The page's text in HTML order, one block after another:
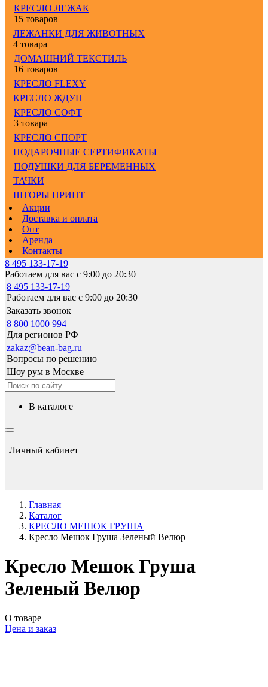
КРЕСЛО ЛЕЖАК
15 товаров
ЛЕЖАНКИ ДЛЯ ЖИВОТНЫХ
4 товара
ДОМАШНИЙ ТЕКСТИЛЬ
16 товаров
КРЕСЛО FLEXY
КРЕСЛО ЖДУН
КРЕСЛО СОФТ
3 товара
КРЕСЛО СПОРТ
ПОДАРОЧНЫЕ СЕРТИФИКАТЫ
ПОДУШКИ ДЛЯ БЕРЕМЕННЫХ
ТАЧКИ
ШТОРЫ ПРИНТ
Акции
Доставка и оплата
Опт
Аренда
Контакты
8 495 133-17-19
Работаем для вас с 9:00 до 20:30
8 495 133-17-19
Работаем для вас с 9:00 до 20:30
Заказать звонок
8 800 1000 994
Для регионов РФ
zakaz@bean-bag.ru
Вопросы по решению
Шоу рум в Москве
в каталоге
Личный кабинет
Главная
Каталог
КРЕСЛО МЕШОК ГРУША
Кресло Мешок Груша Зеленый Велюр
Кресло Мешок Груша
Зеленый Велюр
О товаре
Цена и заказ